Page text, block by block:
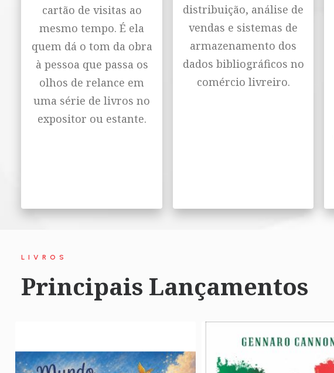
cartão de visitas ao
mesmo tempo. É ela
quem dá o tom da obra
à pessoa que passa os
olhos de relance em
uma série de livros no
expositor ou estante.
distribuição, análise de
vendas e sistemas de
armazenamento dos
dados bibliográficos no
comércio livreiro.
LIVROS
Principais Lançamentos